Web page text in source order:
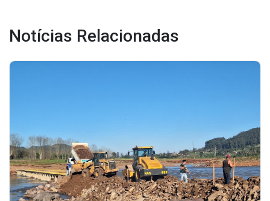
Leis, Decretos e Portarias
Radar da Transparência
Cespro
Notícias Relacionadas